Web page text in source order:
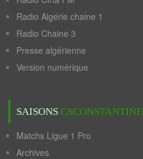
Radio Algérie chaine 1
Radio Chaine 3
Presse algérienne
Version numérique
SAISONS CSCONSTANTINE
Matchs Ligue 1 Pro
Archives